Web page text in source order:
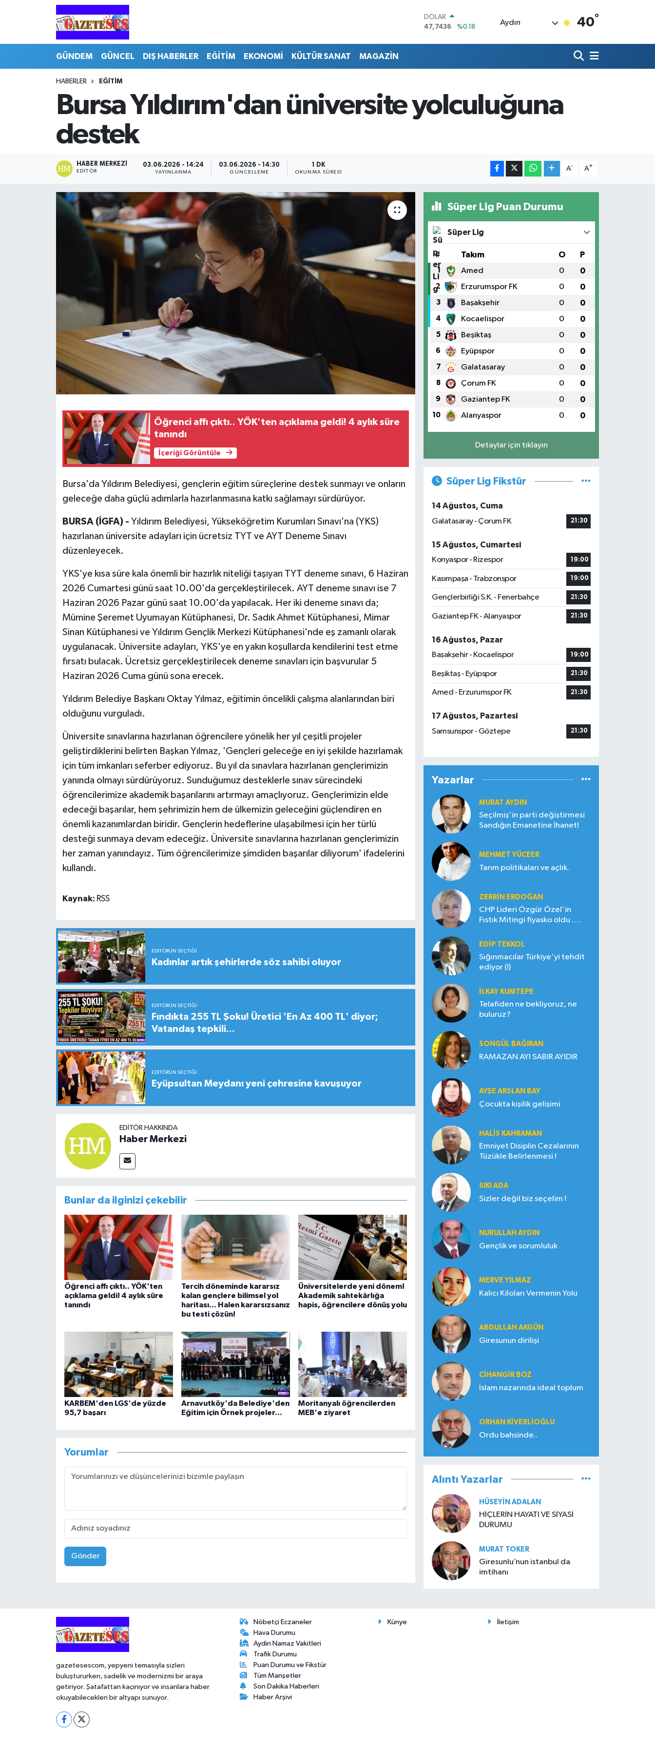
DOLAR
47,7436
%0.18
BİST100
13.779
%-14
BITCOIN
Aydın 40°
GÜNDEM GÜNCEL DIŞ HABERLER EĞİTİM EKONOMİ KÜLTÜR SANAT MAGAZİN
HABERLER EĞİTİM
Bursa Yıldırım'dan üniversite yolculuğuna
destek
HABER MERKEZI
EDITÖR
03.06.2026 - 14:24
YAYINLANMA
03.06.2026 - 14:30
GÜNCELLEME
1 DK
OKUNMA SÜRESI
A- A+
Öğrenci affı çıktı.. YÖK'ten açıklama geldi! 4 aylık süre
tanındı
İçeriği Görüntüle
Bursa'da Yıldırım Belediyesi, gençlerin eğitim süreçlerine destek sunmayı ve onların
geleceğe daha güçlü adımlarla hazırlanmasına katkı sağlamayı sürdürüyor.
BURSA (İGFA) - Yıldırım Belediyesi, Yükseköğretim Kurumları Sınavı'na (YKS)
hazırlanan üniversite adayları için ücretsiz TYT ve AYT Deneme Sınavı
düzenleyecek.
YKS'ye kısa süre kala önemli bir hazırlık niteliği taşıyan TYT deneme sınavı, 6 Haziran
2026 Cumartesi günü saat 10.00'da gerçekleştirilecek. AYT deneme sınavı ise 7
Haziran 2026 Pazar günü saat 10.00'da yapılacak. Her iki deneme sınavı da;
Mümine Şeremet Uyumayan Kütüphanesi, Dr. Sadık Ahmet Kütüphanesi, Mimar
Sinan Kütüphanesi ve Yıldırım Gençlik Merkezi Kütüphanesi'nde eş zamanlı olarak
uygulanacak. Üniversite adayları, YKS'ye en yakın koşullarda kendilerini test etme
fırsatı bulacak. Ücretsiz gerçekleştirilecek deneme sınavları için başvurular 5
Haziran 2026 Cuma günü sona erecek.
Yıldırım Belediye Başkanı Oktay Yılmaz, eğitimin öncelikli çalışma alanlarından biri
olduğunu vurguladı.
Üniversite sınavlarına hazırlanan öğrencilere yönelik her yıl çeşitli projeler
geliştirdiklerini belirten Başkan Yılmaz, 'Gençleri geleceğe en iyi şekilde hazırlamak
için tüm imkanları seferber ediyoruz. Bu yıl da sınavlara hazırlanan gençlerimizin
yanında olmayı sürdürüyoruz. Sunduğumuz desteklerle sınav sürecindeki
öğrencilerimize akademik başarılarını artırmayı amaçlıyoruz. Gençlerimizin elde
edeceği başarılar, hem şehrimizin hem de ülkemizin geleceğini güçlendiren en
önemli kazanımlardan biridir. Gençlerin hedeflerine ulaşabilmesi için her türlü
desteği sunmaya devam edeceğiz. Üniversite sınavlarına hazırlanan gençlerimizin
her zaman yanındayız. Tüm öğrencilerimize şimdiden başarılar diliyorum' ifadelerini
kullandı.
Kaynak: RSS
EDITÖRÜN SEÇTIĞI
Kadınlar artık şehirlerde söz sahibi oluyor
EDITÖRÜN SEÇTIĞI
Fındıkta 255 TL Şoku! Üretici 'En Az 400 TL' diyor;
Vatandaş tepkili...
EDITÖRÜN SEÇTIĞI
Eyüpsultan Meydanı yeni çehresine kavuşuyor
EDITÖR HAKKINDA
Haber Merkezi
Bunlar da ilginizi çekebilir
Öğrenci affı çıktı.. YÖK'ten
açıklama geldi! 4 aylık süre
tanındı
Tercih döneminde kararsız
kalan gençlere bilimsel yol
haritası... Halen kararsızsanız
bu testi çözün!
Üniversitelerde yeni dönem!
Akademik sahtekârlığa
hapis, öğrencilere dönüş yolu
KARBEM'den LGS'de yüzde
95,7 başarı
Arnavutköy'da Belediye'den
Eğitim için Örnek projeler...
Moritanyalı öğrencilerden
MEB'e ziyaret
Yorumlar
Gönder
Süper Lig Puan Durumu
Süper Lig
# Takım O P
1 Amed 0 0
2 Erzurumspor FK 0 0
3 Başakşehir 0 0
4 Kocaelispor 0 0
5 Beşiktaş 0 0
6 Eyüpspor 0 0
7 Galatasaray 0 0
8 Çorum FK 0 0
9 Gaziantep FK 0 0
10 Alanyaspor 0 0
Detaylar için tıklayın
Süper Lig Fikstür
14 Ağustos, Cuma
Galatasaray - Çorum FK
21:30
15 Ağustos, Cumartesi
Konyaspor - Rizespor
19:00
Kasımpaşa - Trabzonspor 19:00
Gençlerbirliği S.K. - Fenerbahçe 21:30
Gaziantep FK - Alanyaspor 21:30
16 Ağustos, Pazar
Başakşehir - Kocaelispor
19:00
Beşiktaş - Eyüpspor 21:30
Amed - Erzurumspor FK 21:30
17 Ağustos, Pazartesi
Samsunspor - Göztepe
21:30
Yazarlar
MURAT AYDIN
Seçilmiş'in parti değiştirmesi
Sandığın Emanetine İhanet!
MEHMET YÜCEER
Tarım politikaları ve açlık.
ZERRIN ERDOĞAN
CHP Lideri Özgür Özel'in
Fıstık Mitingi fiyasko oldu .
EDIP TEKKOL
Sığınmacılar Türkiye'yi tehdit
ediyor (!)
İLKAY KUMTEPE
Telafiden ne bekliyoruz, ne
buluruz?
SONGÜL BAĞIRAN
RAMAZAN AYI SABIR AYIDIR
AYŞE ARSLAN BAY
Çocukta kişilik gelişimi
HALIS KAHRAMAN
Emniyet Disiplin Cezalarının
Tüzükle Belirlenmesi !
SIKI ADA
Sizler değil biz seçelim !
NURULLAH AYDIN
Gençlik ve sorumluluk
MERVE YILMAZ
Kalıcı Kiloları Vermenin Yolu
ABDULLAH AKGÜN
Giresunun dirilişi
CIHANGIR BOZ
İslam nazarında ideal toplum
ORHAN KIVERLIOĞLU
Ordu bahsinde..
Alıntı Yazarlar
HÜSEYIN ADALAN
HİÇLERİN HAYATI VE SİYASİ
DURUMU
MURAT TOKER
Giresunlu’nun istanbul da
imtihanı
gazetesescom, yepyeni temasıyla sizleri
buluştururken, sadelik ve modernizmi bir araya
getiriyor. Şatafattan kaçınıyor ve insanlara haber
okuyabilecekleri bir altyapı sunuyor.
Nöbetçi Eczaneler
Hava Durumu
Aydin Namaz Vakitleri
Trafik Durumu
Puan Durumu ve Fikstür
Tüm Manşetler
Son Dakika Haberleri
Haber Arşivi
Künye İletişim